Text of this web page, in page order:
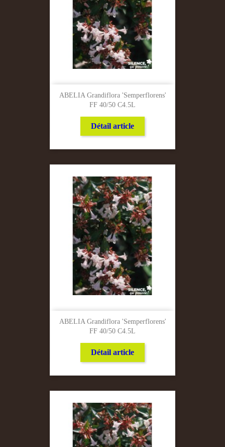
ABELIA Grandiflora 'Semperflorens'
FF 40/50 C4.5L
Détail article
ABELIA Grandiflora 'Semperflorens'
FF 40/50 C4.5L
Détail article